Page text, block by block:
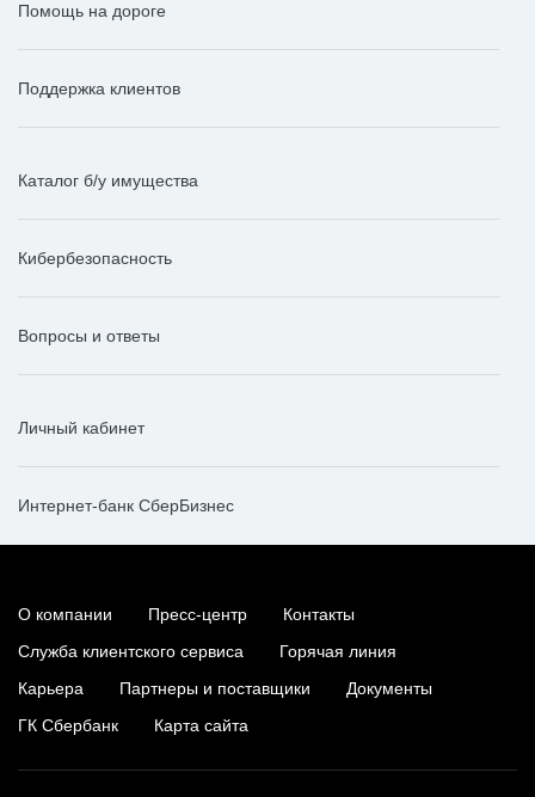
Помощь на дороге
Поддержка клиентов
Каталог б/у имущества
Кибербезопасность
Вопросы и ответы
Личный кабинет
Интернет-банк СберБизнес
О компании Пресс-центр
Контакты
Служба клиентского сервиса
Горячая линия
Карьера
Партнеры и поставщики
Документы
ГК Сбербанк
Карта сайта